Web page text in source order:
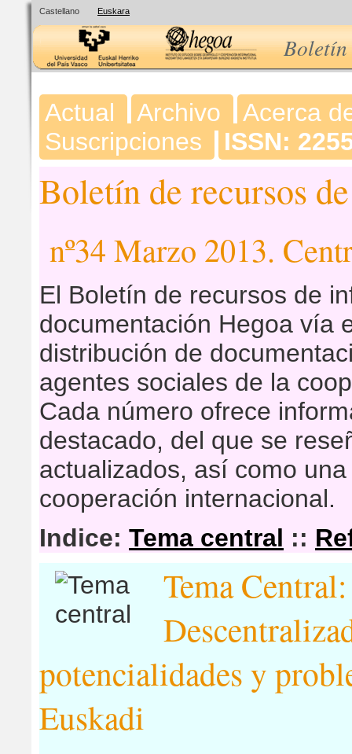
Castellano Euskara
Boletín
Actual Archivo
Acerca
Suscripciones
ISSN:
Boletín de recursos
nº34 Marzo 2013.
El Boletín de recursos de
documentación Hegoa vía
distribución de
agentes sociales de la
Cada número ofrece
destacado, del que se
actualizados, así como
cooperación internacional.
Indice: Tema central ::
Tema
potencialidades y
Euskadi